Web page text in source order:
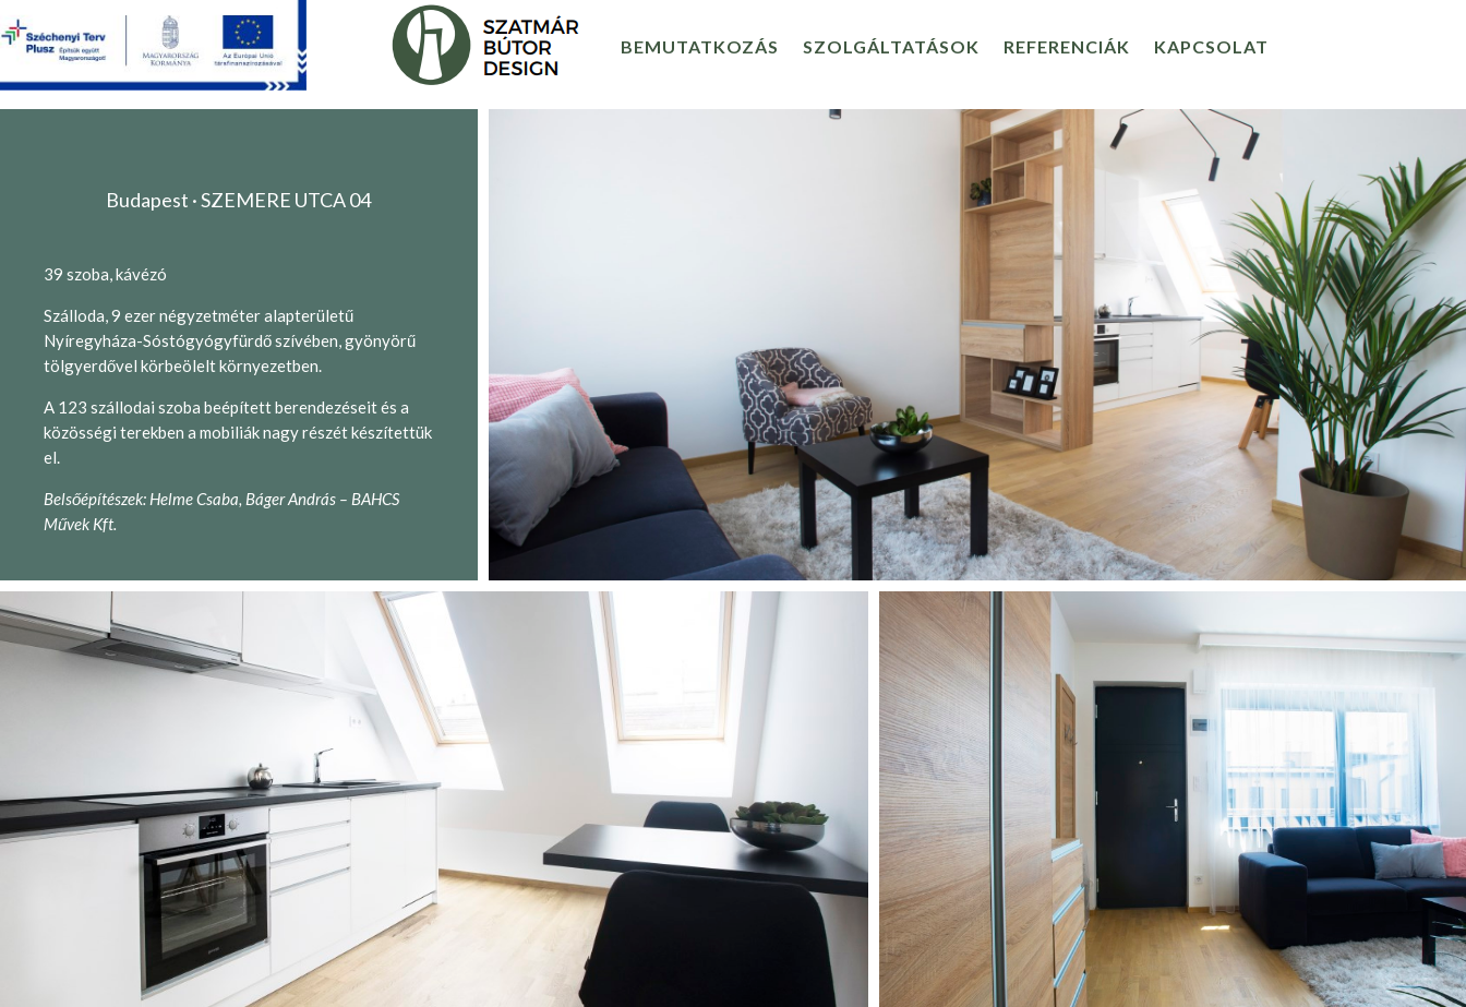
BEMUTATKOZÁS SZOLGÁLTATÁSOK REFERENCIÁK KAPCSOLAT
Budapest · SZEMERE UTCA 04
39 szoba, kávézó
Szálloda, 9 ezer négyzetméter alapterületű
Nyíregyháza-Sóstógyógyfürdő szívében, gyönyörű
tölgyerdővel körbeölelt környezetben.
A 123 szállodai szoba beépített berendezéseit és a
közösségi terekben a mobiliák nagy részét készítettük
el.
Belsőépítészek: Helme Csaba, Báger András – BAHCS
Művek Kft.